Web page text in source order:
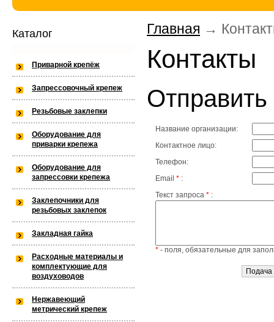
Главная
Контакты
Название организации:
Контактное лицо:
Телефон:
Email* :
Текст запроса* :
* - поля, обязательные для
Каталог
Приварной крепёж
Запрессовочный крепеж
Резьбовые заклепки
Оборудование для
приварки крепежа
Оборудование для
запрессовки крепежа
Заклепочники для
резьбовых заклепок
Закладная гайка
Расходные материалы и
комплектующие для
воздуховодов
Нержавеющий
метрический крепеж
k97.ru/bitrix/modules/main/lib/
Warning: is_dir(): open_basedir
within the allowed path(s): (/var/
/var/www/privarka-k97/data/
k97.ru/bitrix/modules/main/lib/
Warning: is_dir(): open_basedir
the allowed path(s): (/var/www/
k97/data/www/old.privarka-
k97.ru/bitrix/modules/main/lib/
Warning: is_dir(): open_basedir